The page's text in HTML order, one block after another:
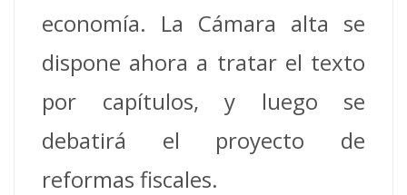
economía. La Cámara alta se
dispone ahora a tratar el texto
por capítulos, y luego se
debatirá el proyecto de
reformas fiscales.